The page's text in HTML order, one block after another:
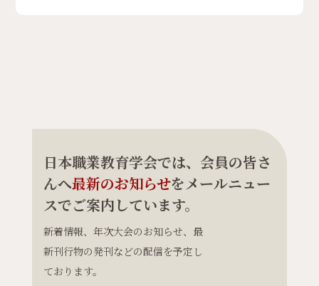
日本職業教育学会では、会員の皆さ
んへ最新のお知らせをメールニュー
スでご案内しています。
新着情報、年次大会のお知らせ、最
新刊行物の発刊などの配信を予定し
ております。